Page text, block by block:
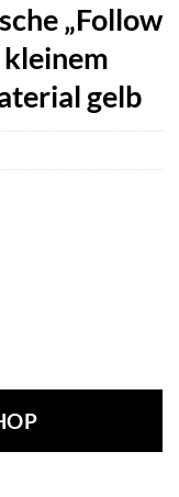
„Follow
kleinem
gelb